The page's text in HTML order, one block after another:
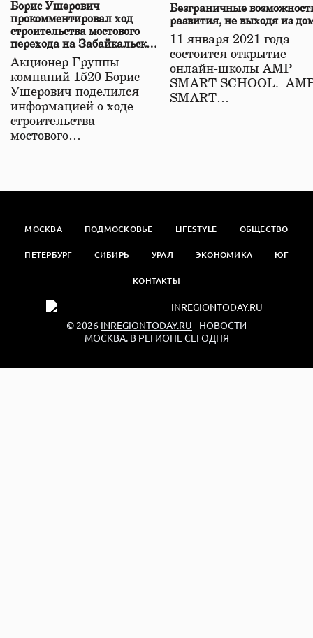
Борис Ушерович
прокомментировал ход
строительства мостового
перехода на Забайкальской
железной дороге
Акционер Группы
компаний 1520 Борис
Ушерович поделился
информацией о ходе
строительства
мостового…
Безграничные
развития, не выходя из
11 января 2021 года
состоится открытие
онлайн-школы АМР
SMART SCHOOL.
SMART…
МОСКВА ПОДМОСКОВЬЕ LIFESTYLE ОБЩЕСТВО
ПЕТЕРБУРГ СИБИРЬ УРАЛ ЭКОНОМИКА ЮГ
КОНТАКТЫ
© 2026 INREGIONTODAY.RU - НОВОСТИ
МОСКВА. В РЕГИОНЕ СЕГОДНЯ